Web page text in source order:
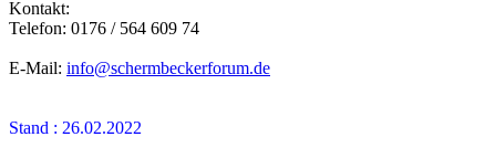
Kontakt:
Telefon: 0176 / 564 609 74
E-Mail: info@schermbeckerforum.de
Stand : 26.02.2022